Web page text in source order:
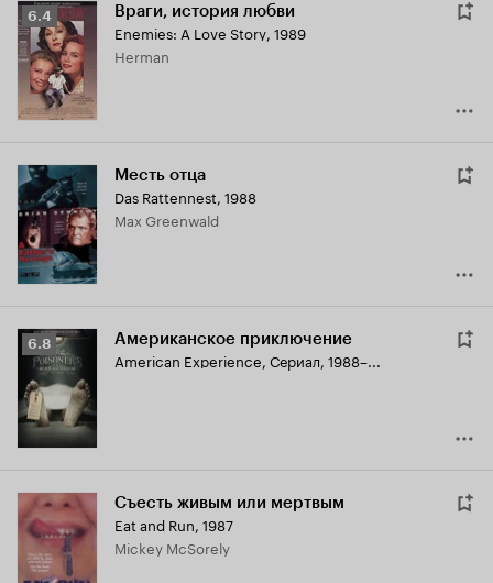
Рейтинг
Кинопоиска
6.4
6.4 Враги, история любви
Enemies: A Love Story, 1989
Herman
Месть отца
Das Rattennest, 1988
Max Greenwald
Рейтинг
Кинопоиска
6.8
6.8 Американское приключение
American Experience, Сериал, 1988–...
Съесть живым или мертвым
Eat and Run, 1987
Mickey McSorely